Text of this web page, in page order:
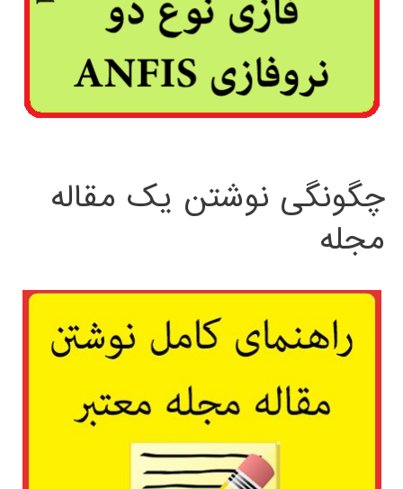
چگونگی نوشتن یک مقاله
مجله